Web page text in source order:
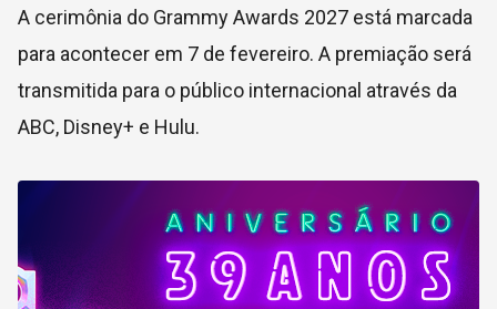
A cerimônia do Grammy Awards 2027 está marcada
para acontecer em 7 de fevereiro. A premiação será
transmitida para o público internacional através da
ABC, Disney+ e Hulu.